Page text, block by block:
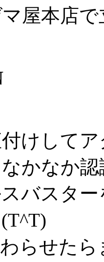
屋本店
けして
かなか
バスタ
らせた